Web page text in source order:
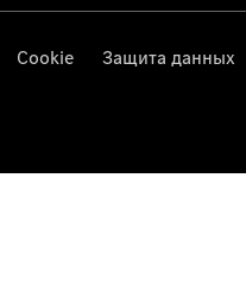
Cookie Защита данных